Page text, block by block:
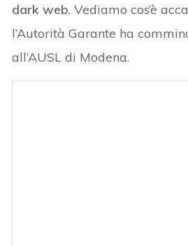
dark web. Vediamo cos’è
l’Autorità Garante ha
all’AUSL di Modena.